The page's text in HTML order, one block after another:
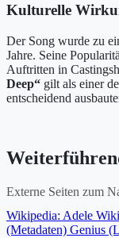
Kulturelle
Der Song wurde zu
Jahre. Seine
Auftritten in
Deep“ gilt als einer
entscheidend
Externe Seiten zum
Wikipedia: Adele
(Metadaten) Genius